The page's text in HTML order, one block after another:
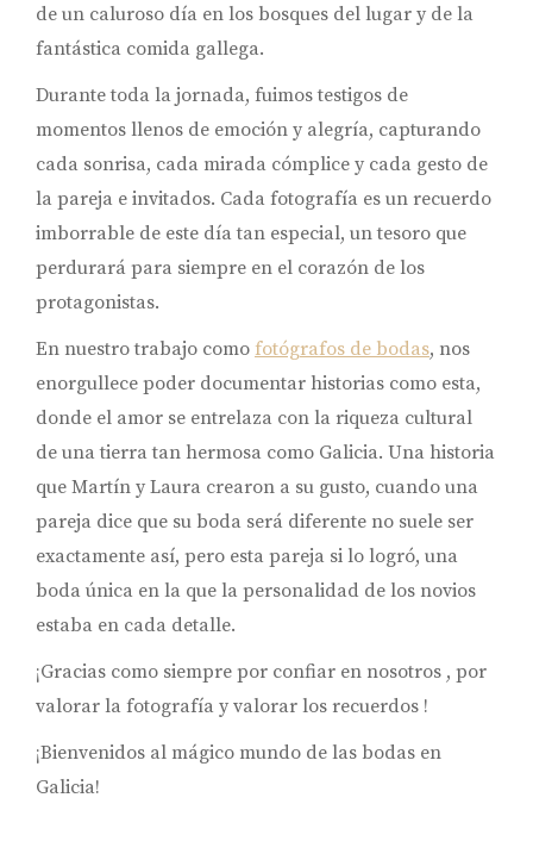
de un caluroso día en los bosques del lugar y de la
fantástica comida gallega.
Durante toda la jornada, fuimos testigos de
momentos llenos de emoción y alegría, capturando
cada sonrisa, cada mirada cómplice y cada gesto de
la pareja e invitados. Cada fotografía es un recuerdo
imborrable de este día tan especial, un tesoro que
perdurará para siempre en el corazón de los
protagonistas.
En nuestro trabajo como fotógrafos de bodas, nos
enorgullece poder documentar historias como esta,
donde el amor se entrelaza con la riqueza cultural
de una tierra tan hermosa como Galicia. Una historia
que Martín y Laura crearon a su gusto, cuando una
pareja dice que su boda será diferente no suele ser
exactamente así, pero esta pareja si lo logró, una
boda única en la que la personalidad de los novios
estaba en cada detalle.
¡Gracias como siempre por confiar en nosotros , por
valorar la fotografía y valorar los recuerdos !
¡Bienvenidos al mágico mundo de las bodas en
Galicia!